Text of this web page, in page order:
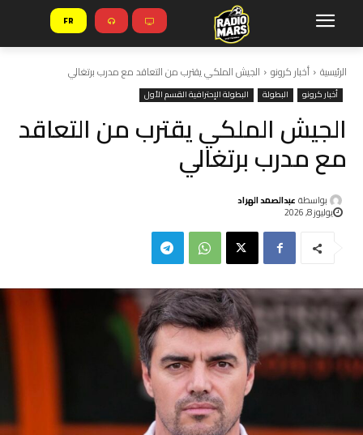
FR
الرئيسية أخبار كرونو الجيش الملكي يقترب من التعاقد مع مدرب برتغالي
أخبار كرونو البطولة البطولة الإحترافية القسم الأول
الجيش الملكي يقترب من التعاقد
مع مدرب برتغالي
بواسطة عبدالصمد الهراد
يوليوز 8, 2026